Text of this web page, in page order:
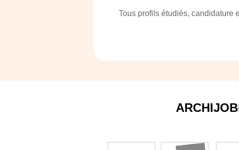
Tous profils étudiés, candidature